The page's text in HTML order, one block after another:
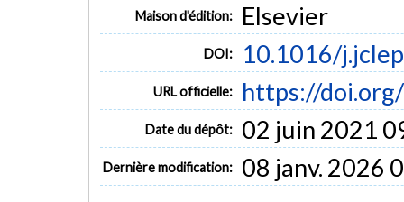
Maison d'édition: Elsevier
DOI: 10.1016/
URL officielle: https://
Date du dépôt: 02 juin 2021
Dernière modification: 08 janv. 2026